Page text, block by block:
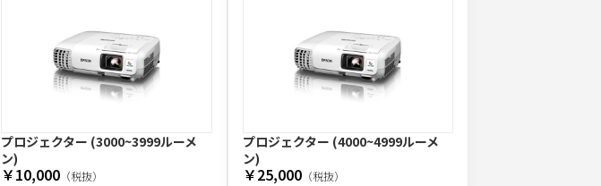
プロジェクター (3000~3999ルーメ
ン)
￥10,000 （税抜）
プロジェクター (4000~4999ルーメ
ン)
￥25,000（税抜）